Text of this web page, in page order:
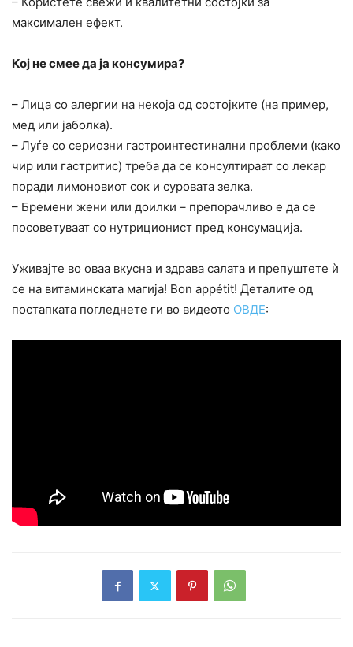
максимален ефект.
Кој не смее да ја консумира?
– Лица со алергии на некоја од состојките (на пример,
мед или јаболка).
– Луѓе со сериозни гастроинтестинални проблеми (како
чир или гастритис) треба да се консултираат со лекар
поради лимоновиот сок и суровата зелка.
– Бремени жени или доилки – препорачливо е да се
посоветуваат со нутриционист пред консумација.
Уживајте во оваа вкусна и здрава салата и препуштете ѝ
се на витаминската магија! Bon appétit! Деталите од
постапката погледнете ги во видеото ОВДЕ: